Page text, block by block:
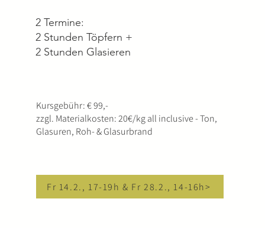
2 Termine:
2 Stunden Töpfern +
2 Stunden Glasieren
Kursgebühr: € 99,-
zzgl. Materialkosten: 20€/kg all inclusive - Ton,
Glasuren, Roh- & Glasurbrand
Fr 14.2., 17-19h & Fr 28.2., 14-16h>